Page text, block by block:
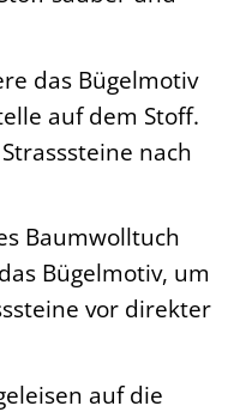
das Bügelmotiv
auf dem Stoff.
nach
Baumwolltuch
Bügelmotiv, um
vor direkter
auf die